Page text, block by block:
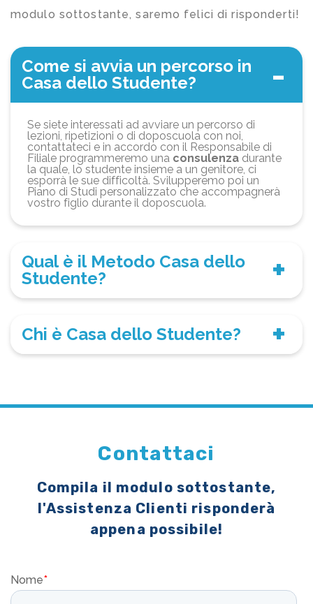
modulo sottostante, saremo felici di risponderti!
Come si avvia un percorso in
Casa dello Studente?
Se siete interessati ad avviare un percorso di
lezioni, ripetizioni o di doposcuola con noi,
contattateci e in accordo con il Responsabile di
Filiale programmeremo una consulenza durante
la quale, lo studente insieme a un genitore, ci
esporrà le sue difficoltà. Svilupperemo poi un
Piano di Studi personalizzato che accompagnerà
vostro figlio durante il doposcuola.
Qual è il Metodo Casa dello
Studente?
Chi è Casa dello Studente?
Contattaci
Compila il modulo sottostante,
l'Assistenza Clienti risponderà
appena possibile!